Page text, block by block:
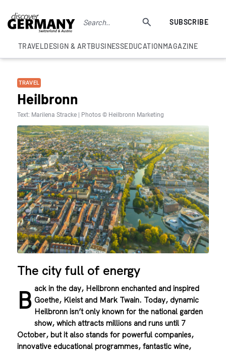
SUBSCRIBE
TRAVELDESIGN & ARTBUSINESSEDUCATIONMAGAZINE
TRAVEL
Heilbronn
Text: Marilena Stracke | Photos © Heilbronn Marketing
The city full of energy
B ack in the day, Heilbronn enchanted and inspired
Goethe, Kleist and Mark Twain. Today, dynamic
Heilbronn isn’t only known for the national garden
show, which attracts millions and runs until 7
October, but it also stands for powerful companies,
innovative educational programmes, fantastic wine,